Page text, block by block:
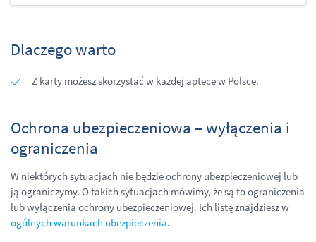
Dlaczego warto
Z karty możesz skorzystać w każdej aptece w Polsce.
Ochrona ubezpieczeniowa – wyłączenia i
ograniczenia
W niektórych sytuacjach nie będzie ochrony ubezpieczeniowej lub
ją ograniczymy. O takich sytuacjach mówimy, że są to ograniczenia
lub wyłączenia ochrony ubezpieczeniowej. Ich listę znajdziesz w
ogólnych warunkach ubezpieczenia.